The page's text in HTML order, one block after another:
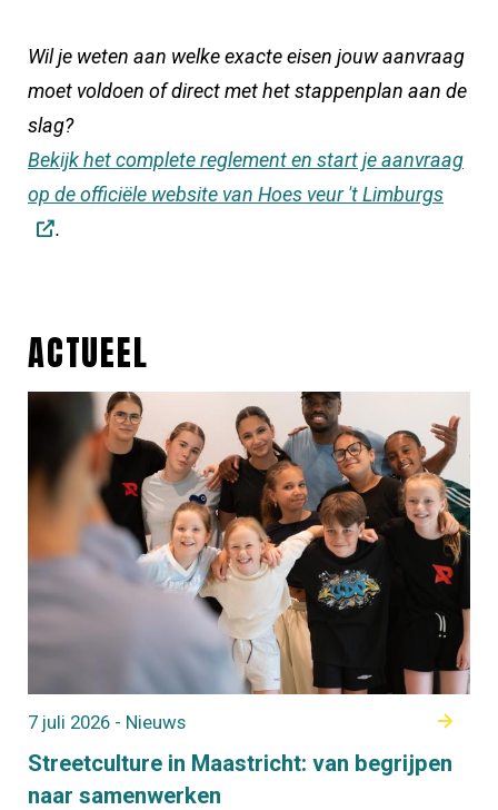
Wil je weten aan welke exacte eisen jouw aanvraag
moet voldoen of direct met het stappenplan aan de
slag?
Bekijk het complete reglement en start je aanvraag
op de officiële website van Hoes veur 't Limburgs
.
ACTUEEL
Streetculture in Maastricht: van begrijpen
naar samenwerken
7 juli 2026 - Nieuws